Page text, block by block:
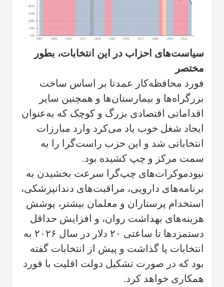
سیاست‌های احزاب در این انتخابات، بطور
مختصر
فورد محافظه‌کار عمدتا بر اساس ساخت
بزرگراه‌ها و بیمارستان‌ها و همچنین سایر
اقداماتی اقتصادی بزرگ و کوچک که به‌عنوان
ایجاد شغل خوب یاد می‌کرد وارد مبارزات
انتخاباتی شد و این حزب راست‌گرا را به
سمت مرکز و چپ کشیده بود.
نیودموکرات‌های چپ‌گرا سرعت بخشیدن به
برنامه‌های دارویی، مراقبت‌های دندانپزشکی،
استخدام پرستاران و معلمان بیشتر، پوشش
هزینه‌های بهداشت روان، و افزایش حداقل
دستمزدها تا ساعتی ۲۰ دلار در سال ۲۰۲۶ به
انتخابات پا گذاشت و پیش از انتخابات گفته
بود که در صورت تشکیل دولت اقلیت با فورد
همکاری خواهد کرد.